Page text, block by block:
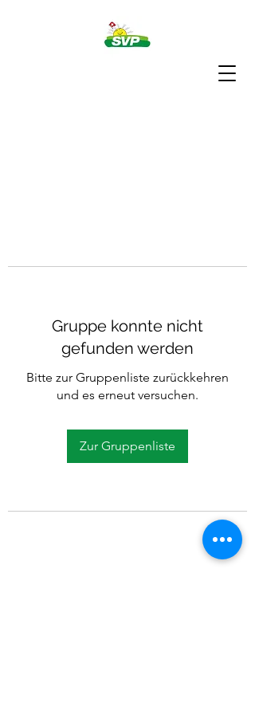
Gruppe konnte nicht
gefunden werden
Bitte zur Gruppenliste zurückkehren
und es erneut versuchen.
Zur Gruppenliste